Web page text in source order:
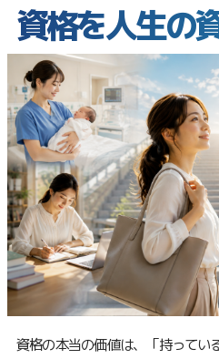
資格を人生の
資格の本当の価値は、「持ってい